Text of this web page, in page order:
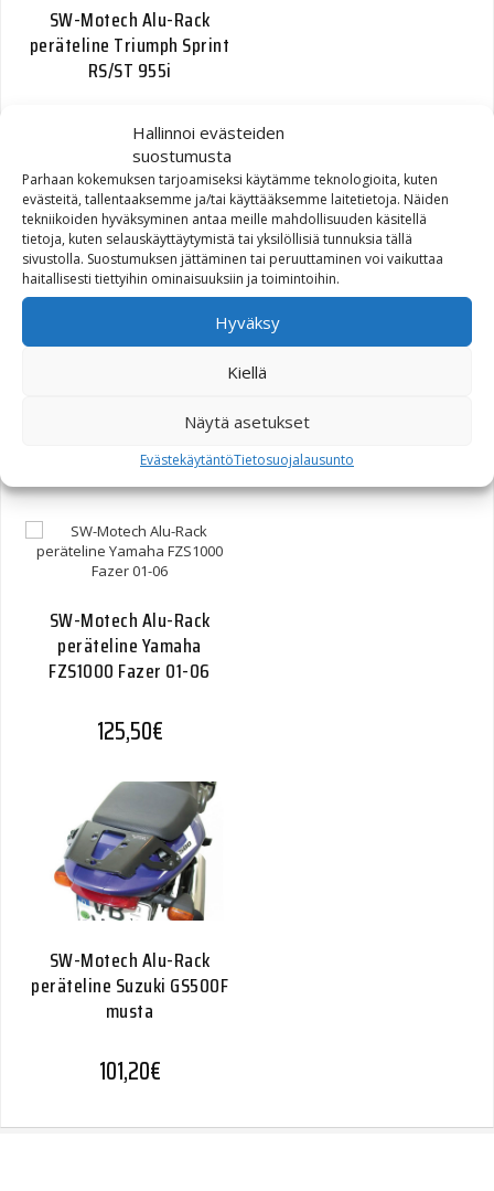
Hallinnoi evästeiden
suostumusta
Parhaan kokemuksen tarjoamiseksi käytämme teknologioita, kuten
evästeitä, tallentaaksemme ja/tai käyttääksemme laitetietoja. Näiden
tekniikoiden hyväksyminen antaa meille mahdollisuuden käsitellä
tietoja, kuten selauskäyttäytymistä tai yksilöllisiä tunnuksia tällä
sivustolla. Suostumuksen jättäminen tai peruuttaminen voi vaikuttaa
haitallisesti tiettyihin ominaisuuksiin ja toimintoihin.
Hyväksy
Kiellä
Näytä asetukset
EvästekäytäntöTietosuojalausunto
SW-Motech Alu-Rack
peräteline Triumph Sprint
RS/ST 955i
151,80€
Hornet 98-06 musta
160,00€
SW-Motech Alu-Rack
peräteline Yamaha
FZS1000 Fazer 01-06
125,50€
SW-Motech Alu-Rack
peräteline Suzuki GS500F
musta
101,20€